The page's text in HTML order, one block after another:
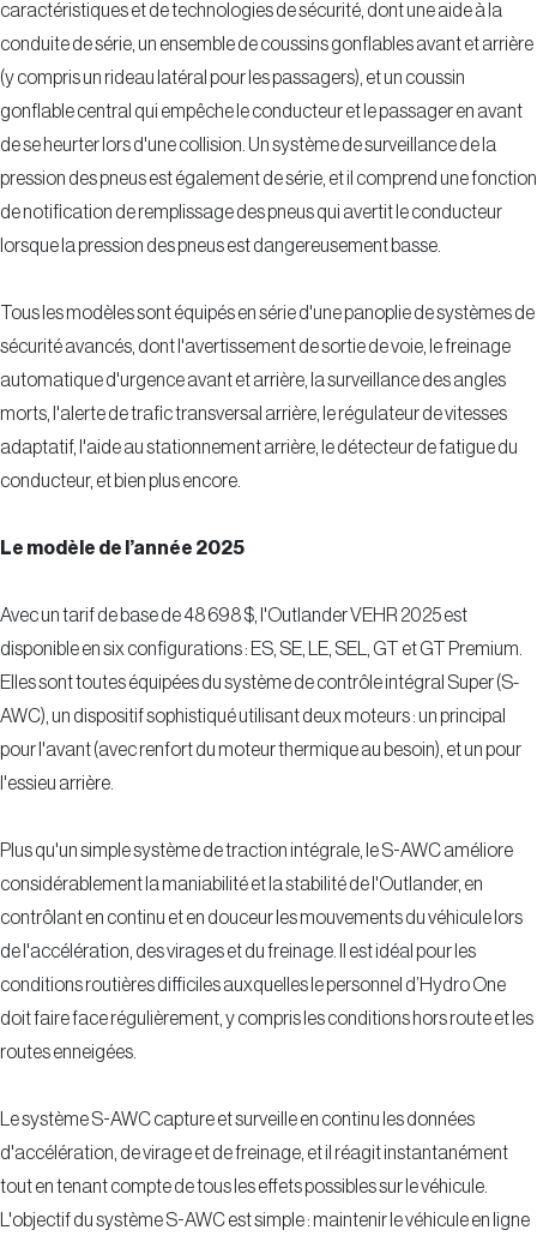
caractéristiques et de technologies de sécurité, dont une aide à la
conduite de série, un ensemble de coussins gonflables avant et arrière
(y compris un rideau latéral pour les passagers), et un coussin
gonflable central qui empêche le conducteur et le passager en avant
de se heurter lors d'une collision. Un système de surveillance de la
pression des pneus est également de série, et il comprend une fonction
de notification de remplissage des pneus qui avertit le conducteur
lorsque la pression des pneus est dangereusement basse.
Tous les modèles sont équipés en série d'une panoplie de systèmes de
sécurité avancés, dont l'avertissement de sortie de voie, le freinage
automatique d'urgence avant et arrière, la surveillance des angles
morts, l'alerte de trafic transversal arrière, le régulateur de vitesses
adaptatif, l'aide au stationnement arrière, le détecteur de fatigue du
conducteur, et bien plus encore.
Le modèle de l’année 2025
Avec un tarif de base de 48 698 $, l'Outlander VEHR 2025 est
disponible en six configurations : ES, SE, LE, SEL, GT et GT Premium.
Elles sont toutes équipées du système de contrôle intégral Super (S-
AWC), un dispositif sophistiqué utilisant deux moteurs : un principal
pour l'avant (avec renfort du moteur thermique au besoin), et un pour
l'essieu arrière.
Plus qu'un simple système de traction intégrale, le S-AWC améliore
considérablement la maniabilité et la stabilité de l'Outlander, en
contrôlant en continu et en douceur les mouvements du véhicule lors
de l'accélération, des virages et du freinage. Il est idéal pour les
conditions routières difficiles auxquelles le personnel d’Hydro One
doit faire face régulièrement, y compris les conditions hors route et les
routes enneigées.
Le système S-AWC capture et surveille en continu les données
d'accélération, de virage et de freinage, et il réagit instantanément
tout en tenant compte de tous les effets possibles sur le véhicule.
L'objectif du système S-AWC est simple : maintenir le véhicule en ligne